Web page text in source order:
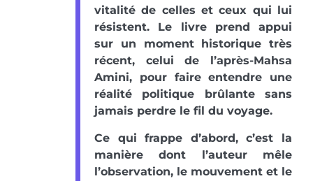
vitalité de celles et ceux qui lui
résistent. Le livre prend appui
sur un moment historique très
récent, celui de l’après-Mahsa
Amini, pour faire entendre une
réalité politique brûlante sans
jamais perdre le fil du voyage.
Ce qui frappe d’abord, c’est la
manière dont l’auteur mêle
l’observation, le mouvement et le